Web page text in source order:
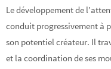
Le développement de
conduit progressivement à
son potentiel créateur. Il
et la coordination de ses